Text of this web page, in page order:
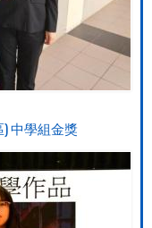
中學組金獎